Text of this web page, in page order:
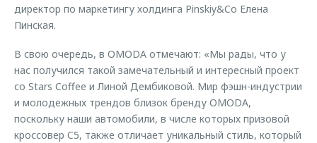
директор по маркетингу холдинга Pinskiy&Co Елена
Пинская.
В свою очередь, в OMODA отмечают: «Мы рады, что у
нас получился такой замечательный и интересный проект
со Stars Coffee и Линой Дембиковой. Мир фэшн-индустрии
и молодежных трендов близок бренду OMODA,
поскольку наши автомобили, в числе которых призовой
кроссовер C5, также отличает уникальный стиль, который